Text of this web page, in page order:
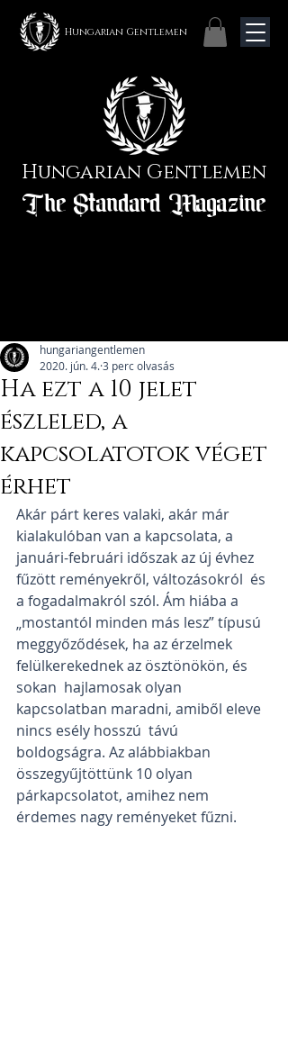
Hungarian Gentlemen
Hungarian Gentlemen
The Standard Magazine
Ha ezt a 10 jelet
észleled, a
kapcsolatotok véget
érhet
hungariangentlemen
2020. jún. 4.3 perc olvasás
Akár párt keres valaki, akár már
kialakulóban van a kapcsolata, a
januári-februári időszak az új évhez
fűzött reményekről, változásokról  és
a fogadalmakról szól. Ám hiába a
„mostantól minden más lesz” típusú
meggyőződések, ha az érzelmek
felülkerekednek az ösztönökön, és
sokan  hajlamosak olyan
kapcsolatban maradni, amiből eleve
nincs esély hosszú  távú
boldogságra. Az alábbiakban
összegyűjtöttünk 10 olyan
párkapcsolatot, amihez nem
érdemes nagy reményeket fűzni.